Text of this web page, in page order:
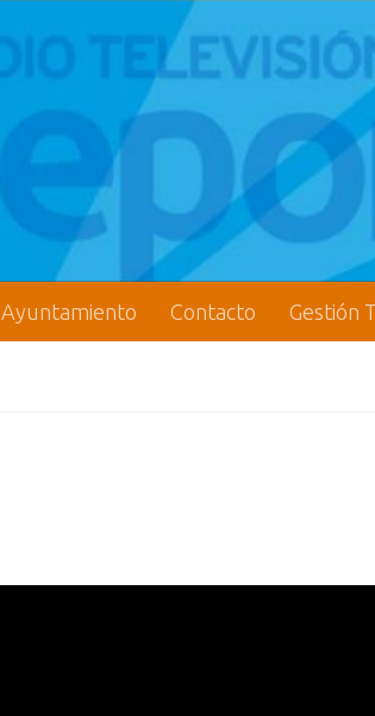
Ayuntamiento Contacto Gestión